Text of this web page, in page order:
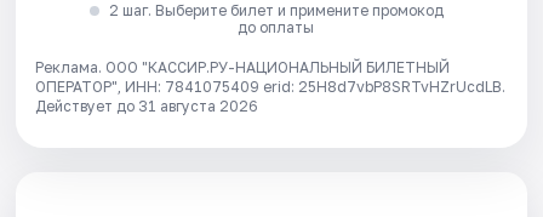
2 шаг. Выберите билет и примените промокод
до оплаты
Реклама. ООО "КАССИР.РУ-НАЦИОНАЛЬНЫЙ БИЛЕТНЫЙ
ОПЕРАТОР", ИНН: 7841075409 erid: 25H8d7vbP8SRTvHZrUcdLB.
Действует до 31 августа 2026